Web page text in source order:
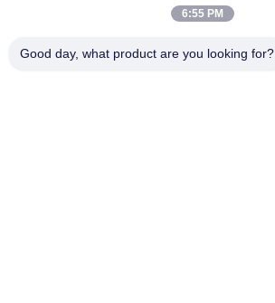
Beliebte Kategorien
6:55 PM
Good day, what product are you looking for?